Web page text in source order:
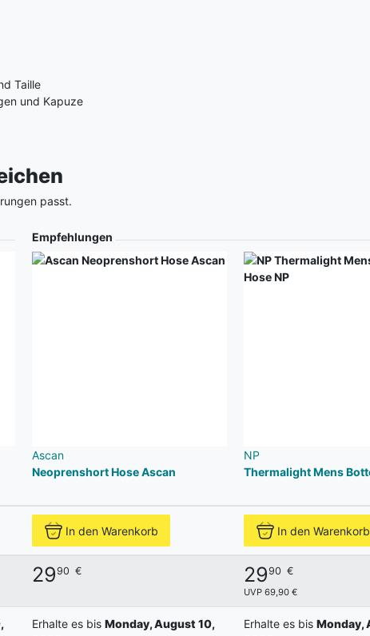
Taille
und Kapuze
passt.
Empfehlungen
Ascan
Neoprenshort Hose Ascan
NP
Thermalight Mens
In den Warenkorb In den Warenkorb
2990 € 2990 €
UVP 69,90 €
Erhalte es bis Monday, August 10,
Erhalte es bis Monday,